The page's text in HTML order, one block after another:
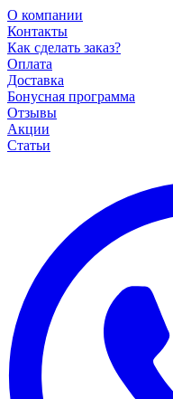
О компании
Контакты
Как сделать заказ?
Оплата
Доставка
Бонусная программа
Отзывы
Акции
Статьи